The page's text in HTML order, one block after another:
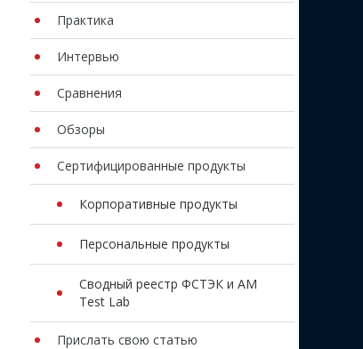
Практика
Интервью
Сравнения
Обзоры
Сертифицированные продукты
Корпоративные продукты
Персональные продукты
Сводный реестр ФСТЭК и AM
Test Lab
Прислать свою статью